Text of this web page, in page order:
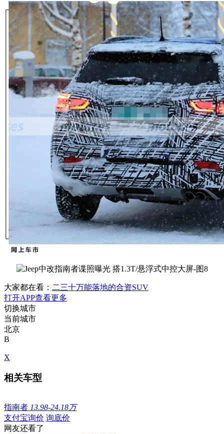
大家都在看： 二三十万能落地的合资SUV
打开APP查看更多
切换城市
当前城市
北京
B
X
相关车型
指南者 13.98-24.18万
支付宝询价 询底价
网友还看了